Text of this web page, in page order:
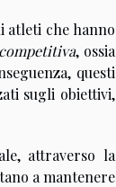
atleti che hanno
, ossia
questi
sugli obiettivi,
attraverso la
a mantenere